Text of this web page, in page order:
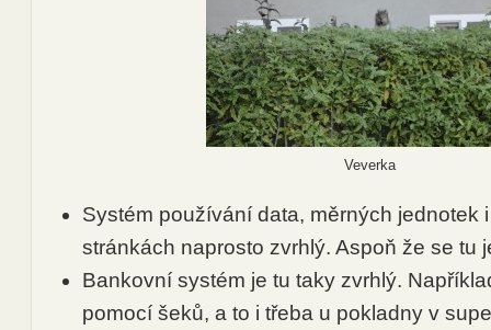
Veverka
Systém používání data, měrných jednotek
stránkách naprosto zvrhlý. Aspoň že se tu
Bankovní systém je tu taky zvrhlý.
pomocí šeků, a to i třeba u pokladny v